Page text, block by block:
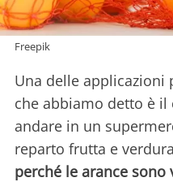
Freepik
Una delle
che abbiamo detto è il
andare in un
reparto frutta e
perché le arance